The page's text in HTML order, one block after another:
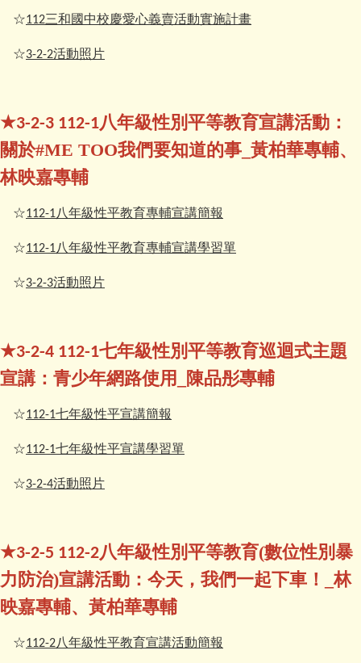
☆112三和國中校慶愛心義賣活動實施計畫
☆3-2-2活動照片
★3-2-3 112-1八年級性別平等教育宣講活動：
關於#ME TOO我們要知道的事_黃柏華專輔、
林映嘉專輔
☆112-1八年級性平教育專輔宣講簡報
☆112-1八年級性平教育專輔宣講學習單
☆3-2-3活動照片
★3-2-4 112-1七年級性別平等教育巡迴式主題
宣講：青少年網路使用_陳品彤專輔
☆112-1七年級性平宣講簡報
☆112-1七年級性平宣講學習單
☆3-2-4活動照片
★3-2-5 112-2八年級性別平等教育(數位性別暴
力防治)宣講活動：今天，我們一起下車！_林
映嘉專輔、黃柏華專輔
☆112-2八年級性平教育宣講活動簡報